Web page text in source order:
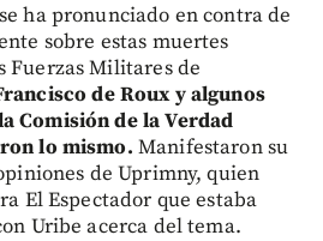
ha pronunciado en contra de
sobre estas muertes
Fuerzas Militares de
de Roux y algunos
Comisión de la Verdad
lo mismo. Manifestaron su
de Uprimny, quien
El Espectador que estaba
Uribe acerca del tema.